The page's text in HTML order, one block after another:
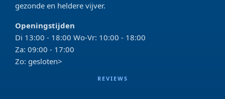
gezonde en heldere vijver.
Openingstijden
Di 13:00 - 18:00 Wo-Vr: 10:00 - 18:00
Za: 09:00 - 17:00
Zo: gesloten>
REVIEWS